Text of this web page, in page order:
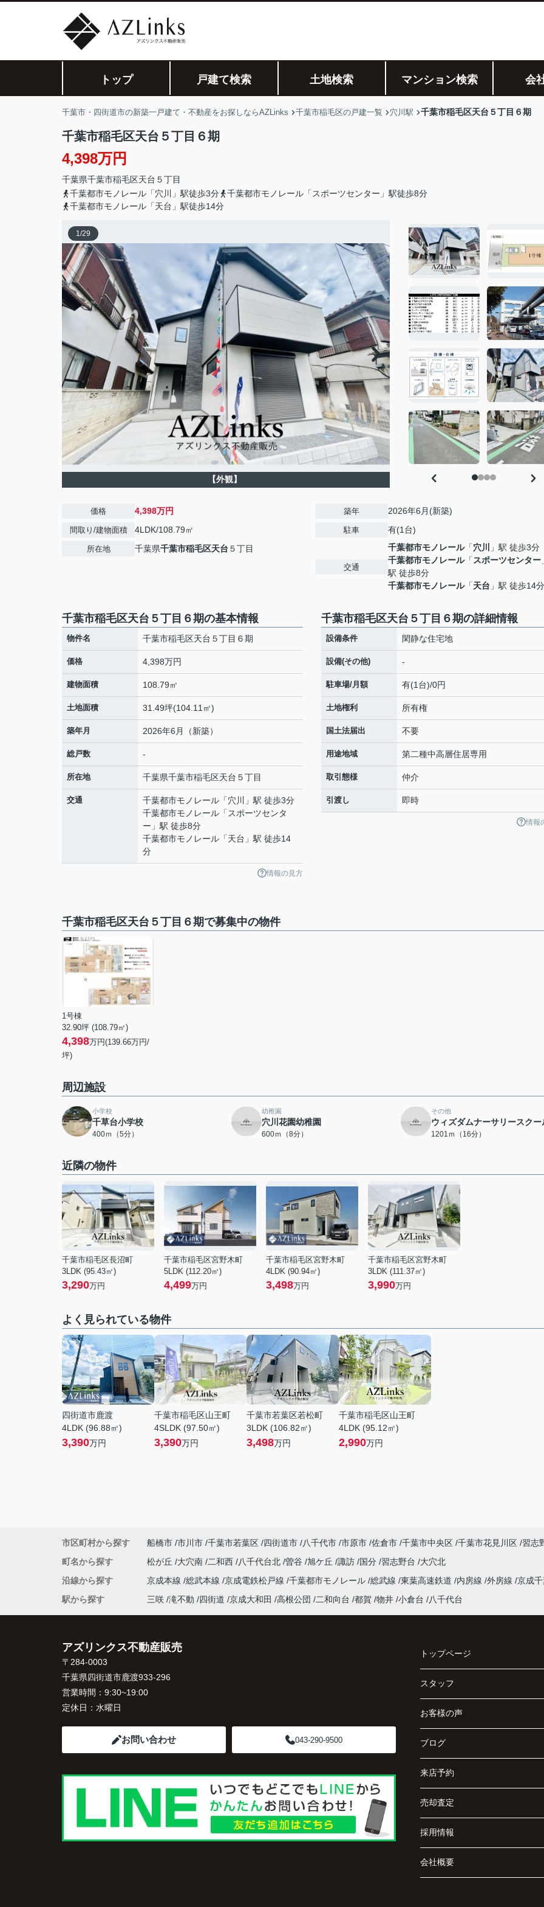
トップ 戸建て検索 土地検索 マンション検索 会
千葉市・四街道市の新築一戸建て・不動産をお探しならAZLinks 千葉市稲毛区の戸建一覧 穴川駅 千葉市稲毛区天台５丁目６期
千葉市稲毛区天台５丁目６期
4,398万円
千葉県千葉市稲毛区天台 ５丁目
千葉都市モノレール「穴川」駅徒歩3分
千葉都市モノレール「スポーツセンター」駅徒歩8分
千葉都市モノレール「天台」駅徒歩14分
1/29
【外観】
価格 4,398万円
間取り/建物面積 4LDK/108.79㎡
所在地 千葉県千葉市稲毛区天台 ５丁目
築年 2026年6月(新築)
駐車 有(1台)
交通
千葉都市モノレール「穴川
」駅 徒歩3分
千葉都市モノレール「 スポーツセンター
駅 徒歩8分
千葉都市モノレール「天台 」駅 徒歩14分
千葉市稲毛区天台５丁目６期の基本情報
物件名 千葉市稲毛区天台５丁目６期
価格 4,398万円
建物面積 108.79㎡
土地面積 31.49坪(104.11㎡)
築年月 2026年6月（新築）
総戸数 -
所在地 千葉県千葉市稲毛区天台 ５丁目
交通 千葉都市モノレール 「穴川
」駅 徒歩3分
千葉都市モノレール 「 スポーツセンタ
ー 」駅 徒歩8分
千葉都市モノレール 「天台 」駅 徒歩14
分
情報の見方
千葉市稲毛区天台５丁目６期の詳細情報
設備条件 閑静な住宅地
設備(その他) -
駐車場/月額 有(1台)/0円
土地権利 所有権
国土法届出 不要
用途地域 第二種中高層住居専用
取引態様 仲介
引渡し 即時
情報
千葉市稲毛区天台５丁目６期で募集中の物件
1号棟
32.90坪 (108.79㎡)
4,398万円(139.66万円/
坪)
周辺施設
小学校
千草台小学校
400ｍ（5分）
幼稚園
穴川花園幼稚園
600ｍ（8分）
その他
ウィズダムナーサリースクー
1201ｍ（16分）
近隣の物件
千葉市稲毛区長沼町
3LDK (95.43㎡)
3,290万円
千葉市稲毛区宮野木町
5LDK (112.20㎡)
4,499万円
千葉市稲毛区宮野木町
4LDK (90.94㎡)
3,498万円
千葉市稲毛区宮野木町
3LDK (111.37㎡)
3,990万円
よく見られている物件
四街道市鹿渡
4LDK (96.88㎡)
3,390万円
千葉市稲毛区山王町
4SLDK (97.50㎡)
3,390万円
千葉市若葉区若松町
3LDK (106.82㎡)
3,498万円
千葉市稲毛区山王町
4LDK (95.12㎡)
2,990万円
市区町村から探す 船橋市 市川市 千葉市若葉区 四街道市 八千代市 市原市 佐倉市 千葉市中央区 千葉市花見川区 習志
町名から探す
松が丘 大穴南 二和西 八千代台北 曽谷 旭ケ丘 諏訪 国分 習志野台
大穴北
沿線から探す
京成本線 総武本線 京成電鉄松戸線 千葉都市モノレール 総武線 東葉高速鉄道 内房線 外房線 京成
駅から探す
三咲 滝不動 四街道 京成大和田 高根公団 二和向台 都賀 物井 小倉台 八千代台
アズリンクス不動産販売
〒284-0003
千葉県四街道市鹿渡933-296
営業時間： 9:30~19:00
定休日： 水曜日
お問い合わせ 043-290-9500
トップページ
スタッフ
お客様の声
ブログ
来店予約
売却査定
採用情報
会社概要